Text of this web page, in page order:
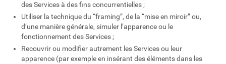
des Services à des fins concurrentielles ;
Utiliser la technique du “framing”, de la “mise en miroir” ou,
d’une manière générale, simuler l’apparence ou le
fonctionnement des Services ;
Recouvrir ou modifier autrement les Services ou leur
apparence (par exemple en insérant des éléments dans les